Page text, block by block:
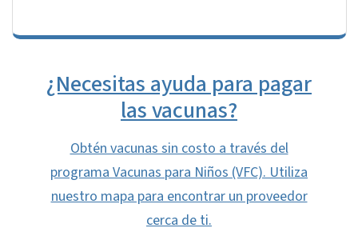
¿Necesitas ayuda para pagar
las vacunas?
Obtén vacunas sin costo a través del
programa Vacunas para Niños (VFC). Utiliza
nuestro mapa para encontrar un proveedor
cerca de ti.